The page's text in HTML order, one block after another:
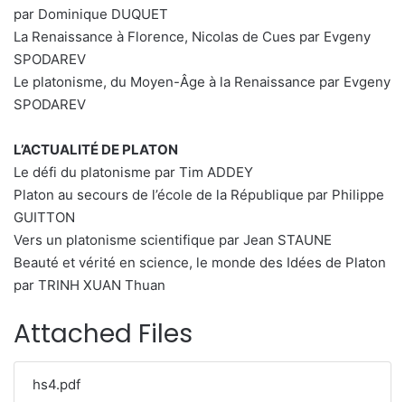
par Dominique DUQUET
La Renaissance à Florence, Nicolas de Cues par Evgeny
SPODAREV
Le platonisme, du Moyen-Âge à la Renaissance par Evgeny
SPODAREV
L’ACTUALITÉ DE PLATON
Le défi du platonisme par Tim ADDEY
Platon au secours de l’école de la République par Philippe
GUITTON
Vers un platonisme scientifique par Jean STAUNE
Beauté et vérité en science, le monde des Idées de Platon
par TRINH XUAN Thuan
Attached Files
hs4.pdf